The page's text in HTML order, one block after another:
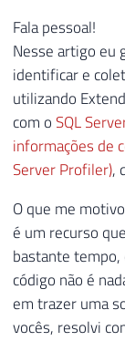
Fala pessoal!
Nesse artigo eu
identificar e
utilizando
com oSQL
informações de
Server Profiler),
O que me
é um recurso
bastante tempo,
código não é
em trazer uma
vocês, resolvi